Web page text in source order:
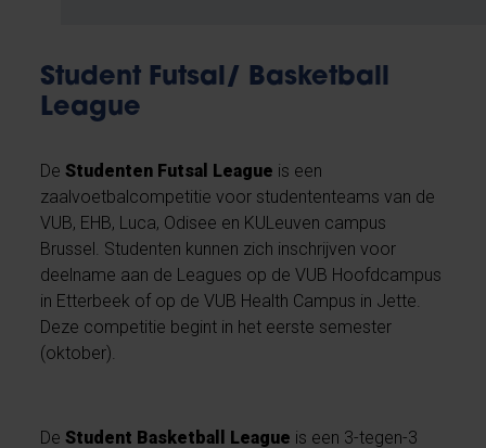
Student Futsal/ Basketball
League
DeStudenten Futsal League is een
zaalvoetbalcompetitie voor studententeams van de
VUB, EHB, Luca, Odisee en KULeuven campus
Brussel. Studenten kunnen zich inschrijven voor
deelname aan de Leagues op de VUB Hoofdcampus
in Etterbeek of op de VUB Health Campus in Jette.
Deze competitie begint in het eerste semester
(oktober).
DeStudent Basketball League is een 3-tegen-3